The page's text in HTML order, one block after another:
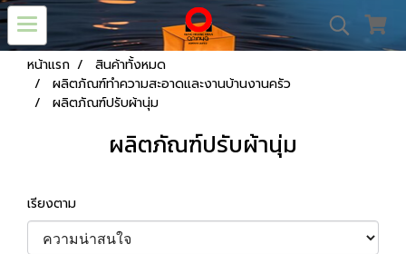
หน้าแรก
สินค้าทั้งหมด
ผลิตภัณฑ์ทำความสะอาดและงานบ้านงานครัว
ผลิตภัณฑ์ปรับผ้านุ่ม
ผลิตภัณฑ์ปรับผ้านุ่ม
เรียงตาม